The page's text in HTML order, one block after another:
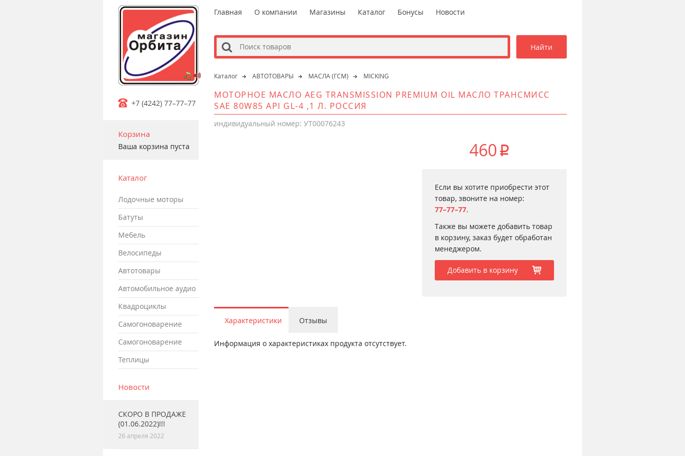
m
+7 (4242) 77–77–77
Корзина
Ваша корзина пуста
Каталог
лодочные моторы
батуты
мебель
велосипеды
автотовары
автомобильное аудио
квадроциклы
самогоноварение
самогоноварение
теплицы
Новости
СКОРО В ПРОДАЖЕ
(01.06.2022)!!!
26 апреля 2022
Главная О компании Магазины Каталог Бонусы Новости
s
Каталог АВТОТОВАРЫ МАСЛА (ГСМ) MICKING
МОТОРНОЕ МАСЛО AEG TRANSMISSION PREMIUM OIL МАСЛО ТРАНСМИСС
SAE 80W85 API GL-4 ,1 Л. РОССИЯ
индивидуальный номер: УТ00076243
460 p
Если вы хотите приобрести этот
товар, звоните на номер:
77–77–77.
Также вы можете добавить товар
в корзину, заказ будет обработан
менеджером.
Добавить в корзину b
Характеристики
Информация о характеристиках продукта отсутствует.
Отзывы